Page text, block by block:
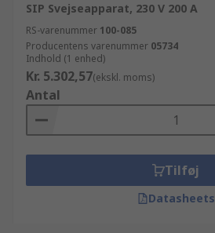
SIP Svejseapparat, 230 V 200 A
RS-varenummer 100-085
Producentens varenummer 05734
Indhold (1 enhed)
Kr. 5.302,57(ekskl. moms)
Antal
Tilføj
Datasheets